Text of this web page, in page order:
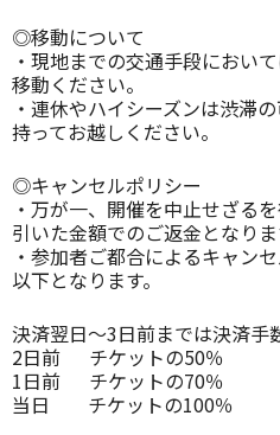
◎移動について
・現地までの交通手段におい
移動ください。
・連休やハイシーズンは渋滞
持ってお越しください。
◎キャンセルポリシー
・万が一、開催を中止せざる
引いた金額でのご返金となりま
・参加者ご都合によるキャン
以下となります。
決済翌日〜3日前までは決済手
2日前 チケットの50％
1日前 チケットの70％
当日 チケットの100％